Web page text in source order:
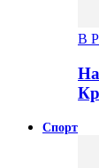
В
Спорт